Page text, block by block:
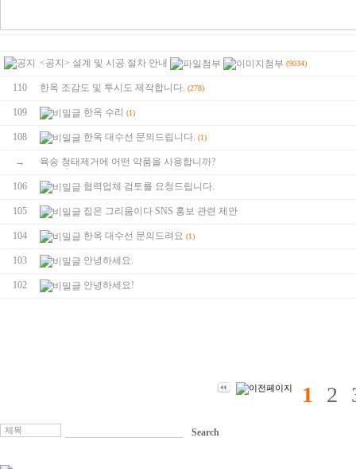
<공지> 설계 및 시공 절차 안내 (9034)
110 한옥 조감도 및 투시도 제작합니다. (278)
109 한옥 수리 (1)
108 한옥 대수선 문의드립니다. (1)
→ 육송 청태제거에 어떤 약품을 사용합니까?
106 협력업체 검토를 요청드립니다.
105 집은 그리움이다 SNS 홍보 관련 제안
104 한옥 대수선 문의드려요 (1)
103 안녕하세요.
102 안녕하세요!
1 2
제목